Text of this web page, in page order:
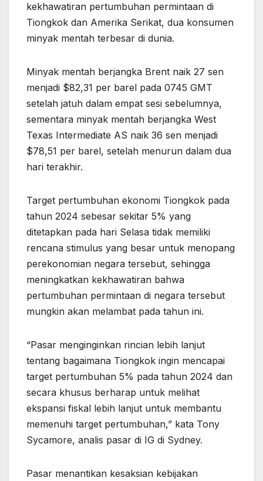
kekhawatiran pertumbuhan permintaan di
Tiongkok dan Amerika Serikat, dua konsumen
minyak mentah terbesar di dunia.
Minyak mentah berjangka Brent naik 27 sen
menjadi $82,31 per barel pada 0745 GMT
setelah jatuh dalam empat sesi sebelumnya,
sementara minyak mentah berjangka West
Texas Intermediate AS naik 36 sen menjadi
$78,51 per barel, setelah menurun dalam dua
hari terakhir.
Target pertumbuhan ekonomi Tiongkok pada
tahun 2024 sebesar sekitar 5% yang
ditetapkan pada hari Selasa tidak memiliki
rencana stimulus yang besar untuk menopang
perekonomian negara tersebut, sehingga
meningkatkan kekhawatiran bahwa
pertumbuhan permintaan di negara tersebut
mungkin akan melambat pada tahun ini.
“Pasar menginginkan rincian lebih lanjut
tentang bagaimana Tiongkok ingin mencapai
target pertumbuhan 5% pada tahun 2024 dan
secara khusus berharap untuk melihat
ekspansi fiskal lebih lanjut untuk membantu
memenuhi target pertumbuhan,” kata Tony
Sycamore, analis pasar di IG di Sydney.
Pasar menantikan kesaksian kebijakan